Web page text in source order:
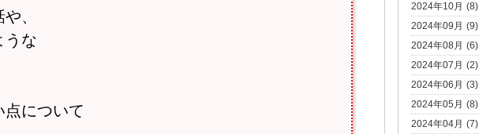
、
うな
について
2024年10月 (8)
2024年09月 (9)
2024年08月 (6)
2024年07月 (2)
2024年06月 (3)
2024年05月 (8)
2024年04月 (7)